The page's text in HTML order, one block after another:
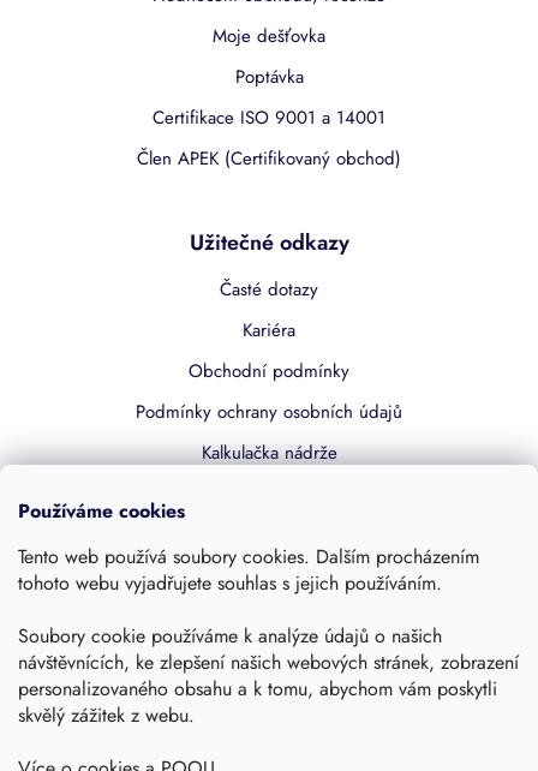
Používáme cookies
Tento web používá soubory cookies. Dalším procházením
tohoto webu vyjadřujete souhlas s jejich používáním.
Soubory cookie používáme k analýze údajů o našich
návštěvnících, ke zlepšení našich webových stránek, zobrazení
personalizovaného obsahu a k tomu, abychom vám poskytli
skvělý zážitek z webu.
Moje dešťovka
Poptávka
Certifikace ISO 9001 a 14001
Člen APEK (Certifikovaný obchod)
Užitečné odkazy
Časté dotazy
Kariéra
Obchodní podmínky
Podmínky ochrany osobních údajů
Kalkulačka nádrže
Kontakty
Sledujte nás